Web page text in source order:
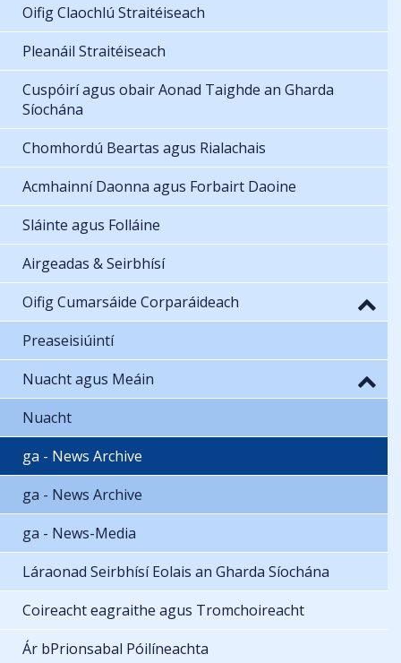
Oifig Claochlú Straitéiseach
Pleanáil Straitéiseach
Cuspóirí agus obair Aonad Taighde an Gharda
Síochána
Chomhordú Beartas agus Rialachais
Acmhainní Daonna agus Forbairt Daoine
Sláinte agus Folláine
Airgeadas & Seirbhísí
Oifig Cumarsáide Corparáideach
Preaseisiúintí
Nuacht agus Meáin
Nuacht
ga - News Archive
ga - News Archive
ga - News-Media
Láraonad Seirbhísí Eolais an Gharda Síochána
Coireacht eagraithe agus Tromchoireacht
Ár bPrionsabal Póilíneachta